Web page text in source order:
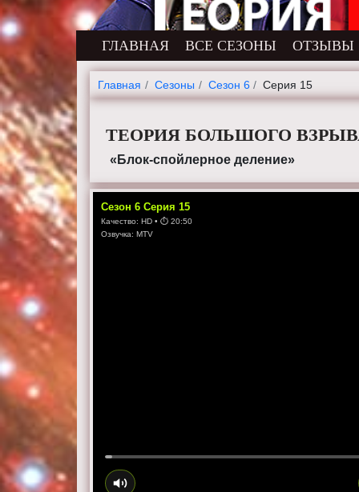
ГЛАВНАЯ ВСЕ СЕЗОНЫ ОТЗЫВЫ
Главная Cезоны Сезон 6 Серия 15
ТЕОРИЯ БОЛЬШОГО
«Блок-спойлерное деление»
Сезон6 Серия15
Качество:HD • ⏱20:50
Озвучка:MTV